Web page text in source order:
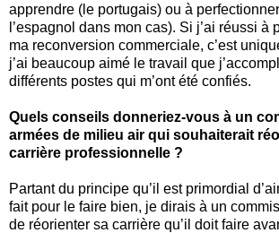
apprendre (le portugais) ou à
l’espagnol dans mon cas). Si j’ai réussi à
ma reconversion commerciale, c’est
j’ai beaucoup aimé le travail que
différents postes qui m’ont été confiés.
Quels conseils donneriez-vous à un
armées de milieu air qui souhaiterait
carrière professionnelle ?
Partant du principe qu’il est primordial
fait pour le faire bien, je dirais à un
de réorienter sa carrière qu’il doit faire